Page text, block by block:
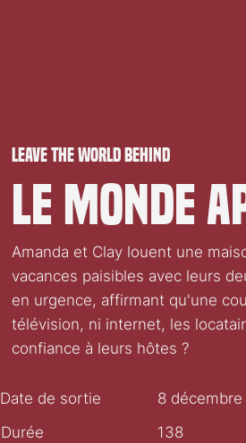
Leave the World Behind
Le Monde
Amanda et Clay louent une
vacances paisibles avec leurs
en urgence, affirmant qu'une
télévision, ni internet, les
confiance à leurs hôtes ?
Date de sortie
8
Durée
138